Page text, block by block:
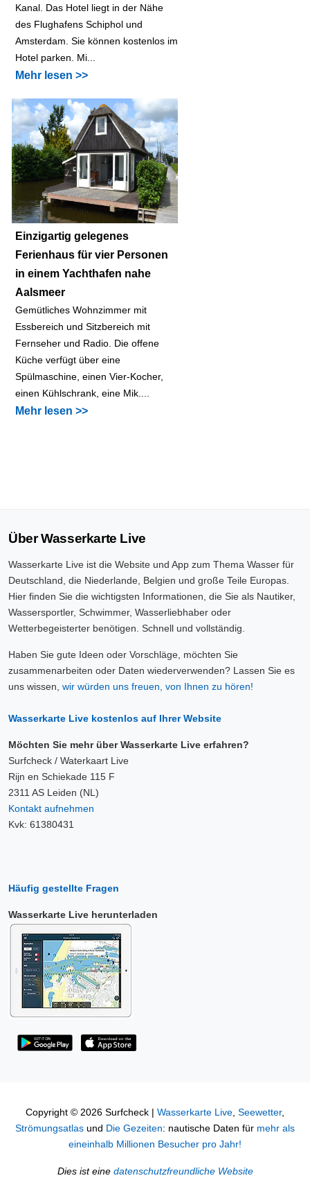
Kanal. Das Hotel liegt in der Nähe
des Flughafens Schiphol und
Amsterdam. Sie können kostenlos im
Hotel parken. Mi...
Mehr lesen >>
Einzigartig gelegenes
Ferienhaus für vier Personen
in einem Yachthafen nahe
Aalsmeer
Gemütliches Wohnzimmer mit
Essbereich und Sitzbereich mit
Fernseher und Radio. Die offene
Küche verfügt über eine
Spülmaschine, einen Vier-Kocher,
einen Kühlschrank, eine Mik....
Mehr lesen >>
Über Wasserkarte Live
Wasserkarte Live ist die Website und App zum Thema Wasser für
Deutschland, die Niederlande, Belgien und große Teile Europas.
Hier finden Sie die wichtigsten Informationen, die Sie als Nautiker,
Wassersportler, Schwimmer, Wasserliebhaber oder
Wetterbegeisterter benötigen. Schnell und vollständig.
Haben Sie gute Ideen oder Vorschläge, möchten Sie
zusammenarbeiten oder Daten wiederverwenden? Lassen Sie es
uns wissen, wir würden uns freuen, von Ihnen zu hören!
Wasserkarte Live kostenlos auf Ihrer Website
Möchten Sie mehr über Wasserkarte Live erfahren?
Surfcheck / Waterkaart Live
Rijn en Schiekade 115 F
2311 AS Leiden (NL)
Kontakt aufnehmen
Kvk: 61380431
Häufig gestellte Fragen
Wasserkarte Live herunterladen
Copyright © 2026 Surfcheck | Wasserkarte Live, Seewetter,
Strömungsatlas und Die Gezeiten: nautische Daten für mehr als
eineinhalb Millionen Besucher pro Jahr!
Dies ist eine datenschutzfreundliche Website